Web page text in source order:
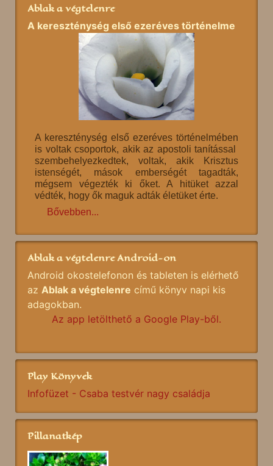
Ablak a végtelenre
A kereszténység első ezeréves történelme
A kereszténység első ezeréves történelmében
is voltak csoportok, akik az apostoli tanítással
szembehelyezkedtek, voltak, akik Krisztus
istenségét, mások emberségét tagadták,
mégsem végezték ki őket. A hitüket azzal
védték, hogy ők maguk adták életüket érte.
Bővebben...
Ablak a végtelenre Android-on
Android okostelefonon és tableten is elérhető
az Ablak a végtelenre című könyv napi kis
adagokban.
Az app letölthető a Google Play-ből.
Play Könyvek
Infofüzet - Csaba testvér nagy családja
Pillanatkép